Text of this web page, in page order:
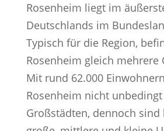
Rosenheim liegt im
Deutschlands im
Typisch für die Region,
Rosenheim gleich mehrere
Mit rund 62.000
Rosenheim nicht
Großstädten, dennoch